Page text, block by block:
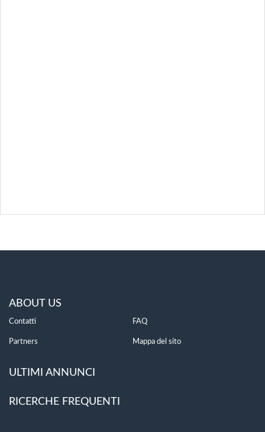
ABOUT US
Contatti FAQ
Partners Mappa del sito
ULTIMI ANNUNCI
RICERCHE FREQUENTI